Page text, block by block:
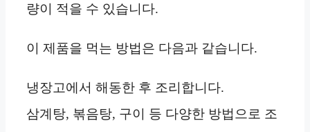
량이 적을 수 있습니다.
이 제품을 먹는 방법은 다음과 같습니다.
냉장고에서 해동한 후 조리합니다.
삼계탕, 볶음탕, 구이 등 다양한 방법으로 조